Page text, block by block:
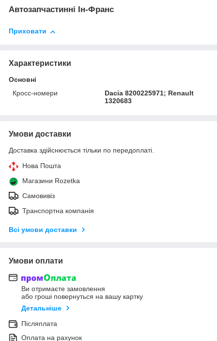
Автозапчастинні Ін-Франс
Приховати
Характеристики
Основні
Кросс-номери
Dacia 8200225971; Renault
1320683
Умови доставки
Доставка здійснюється тільки по передоплаті.
Нова Пошта
Магазини Rozetka
Самовивіз
Транспортна компанія
Всі умови доставки
Умови оплати
Ви отримаєте замовлення
або гроші повернуться на вашу картку
Детальніше
Післяплата
Оплата на рахунок